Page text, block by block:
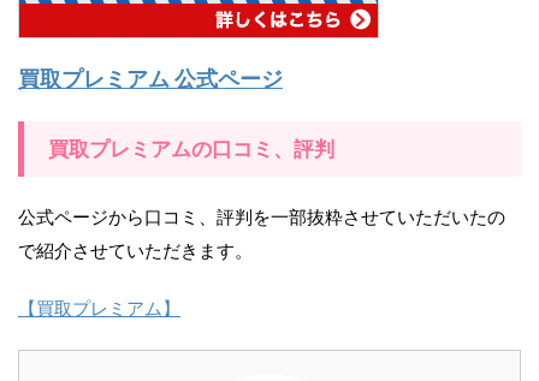
買取プレミアム 公式ページ
買取プレミアムの口コミ、評判
公式ページから口コミ、評判を一部抜粋させていただいたの
で紹介させていただきます。
【買取プレミアム】